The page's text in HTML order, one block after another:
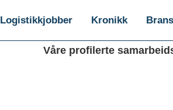
Logistikkjobber Kronikk
Våre profilerte